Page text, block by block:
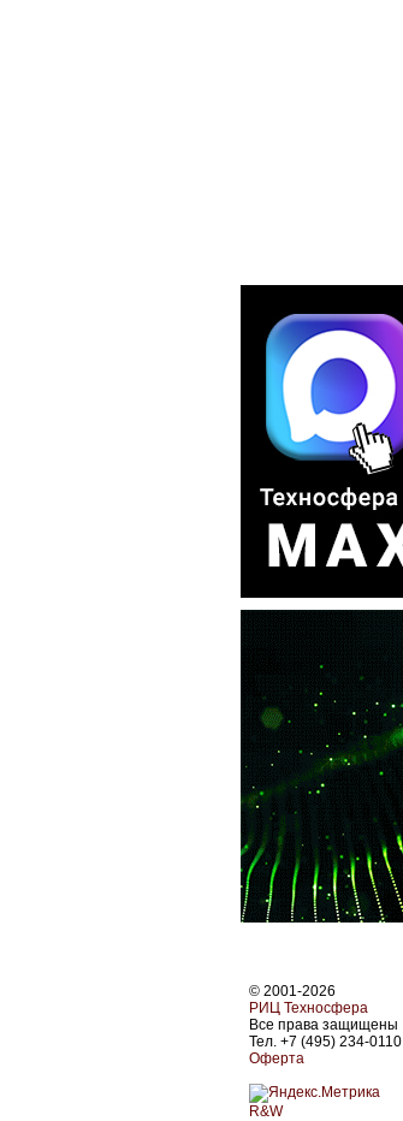
© 2001-2026
РИЦ Техносфера
Все права защищены
Тел. +7 (495) 234-0110
Оферта
R&W